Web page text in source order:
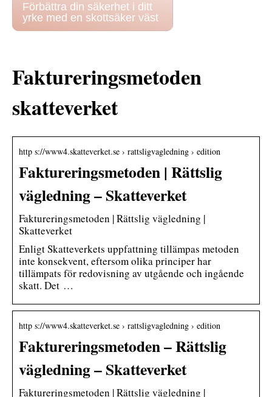
Förbättra din säkerhet i ditt
yrke med en skottsäker väst
Faktureringsmetoden
skatteverket
http s://www4.skatteverket.se › rattsligvagledning › edition
Faktureringsmetoden | Rättslig
vägledning – Skatteverket
Faktureringsmetoden | Rättslig vägledning |
Skatteverket
Enligt Skatteverkets uppfattning tillämpas metoden
inte konsekvent, eftersom olika principer har
tillämpats för redovisning av utgående och ingående
skatt. Det …
http s://www4.skatteverket.se › rattsligvagledning › edition
Faktureringsmetoden – Rättslig
vägledning – Skatteverket
Faktureringsmetoden | Rättslig vägledning |